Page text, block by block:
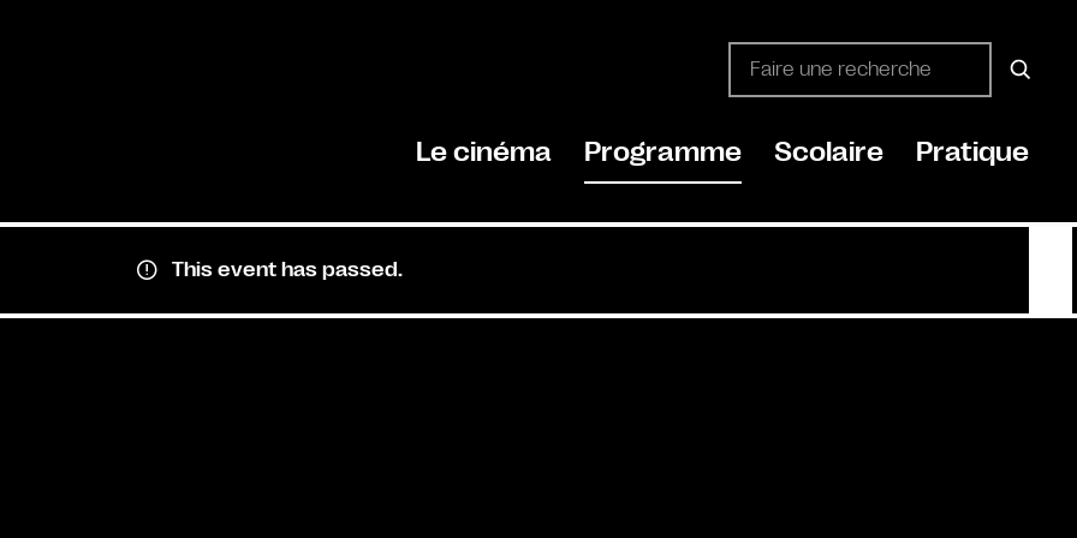
Le cinéma Programme Scolaire Pratique
This event has passed.